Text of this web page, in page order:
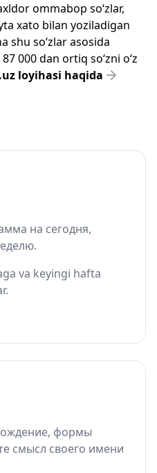
ommabop so‘zlar,
xato bilan yoziladigan
shu so‘zlar asosida
000 dan ortiq so‘zni o‘z
loyihasi haqida
на сегодня,
va keyingi hafta
формы
смысл своего имени